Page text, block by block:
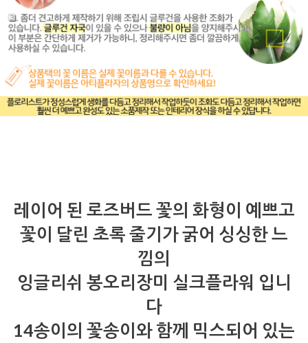
레이어 된 로즈버드 꽃의 화형이 예쁘고
꽃이 달린 초록 줄기가 굵어 싱싱한 느
낌의
잉글리쉬 봉오리장미 실크플라워 입니
다
14송이의 꽃송이와 함께 믹스되어 있는